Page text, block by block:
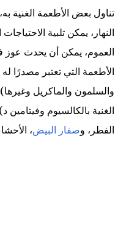
تناول بعض الأطعمة الغنية
النهار، يمكن تلبية
العموم، يمكن أن يحدث عوز
الأطعمة التي تعتبر مصدرًا
والسلمون والماكريل
الغنية بالكالسيوم
الفطر، وصفار البيض،